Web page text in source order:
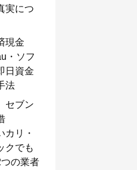
実につ
現金
・ソフ
日資金
法
セブン
カリ・
クでも
の業者